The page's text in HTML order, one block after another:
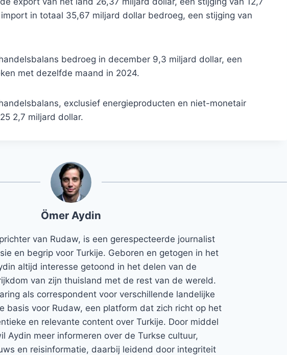
in totaal 35,67 miljard dollar bedroeg, een stijging van
bedroeg in december 9,3 miljard dollar, een
met dezelfde maand in 2024.
exclusief energieproducten en niet-monetair
2,7 miljard dollar.
Ömer Aydin
van Rudaw, is een gerespecteerde journalist
en begrip voor Turkije. Geboren en getogen in het
altijd interesse getoond in het delen van de
van zijn thuisland met de rest van de wereld.
als correspondent voor verschillende landelijke
basis voor Rudaw, een platform dat zich richt op het
en relevante content over Turkije. Door middel
Aydin meer informeren over de Turkse cultuur,
en reisinformatie, daarbij leidend door integriteit